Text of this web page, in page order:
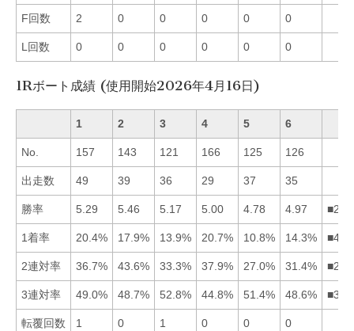
F回数 2 0 0 0 0 0
L回数 0 0 0 0 0 0
1Rボート成績 (使用開始2026年4月16日)
1 2 3 4 5 6
No. 157 143 121 166 125 126
出走数 49 39 36 29 37 35
勝率 5.29 5.46 5.17 5.00 4.78 4.97
1着率 20.4% 17.9% 13.9% 20.7% 10.8% 14.3%
2連対率 36.7% 43.6% 33.3% 37.9% 27.0% 31.4%
3連対率 49.0% 48.7% 52.8% 44.8% 51.4% 48.6%
転覆回数 1 0 1 0 0 0